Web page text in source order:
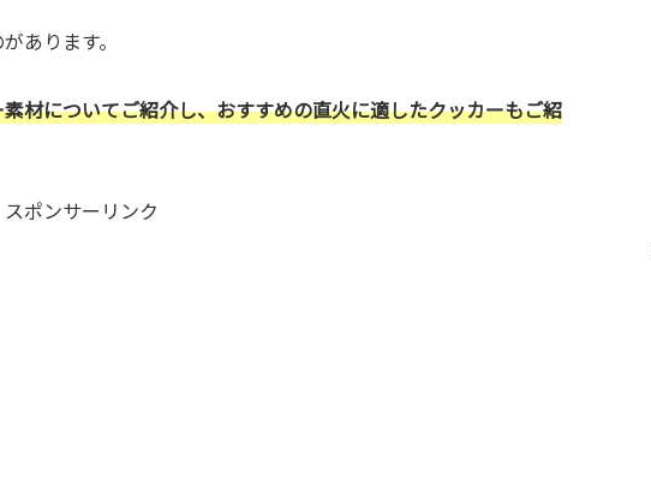
あります。
材についてご紹介し、おすすめの直火に適したクッカーもご紹
スポンサーリンク